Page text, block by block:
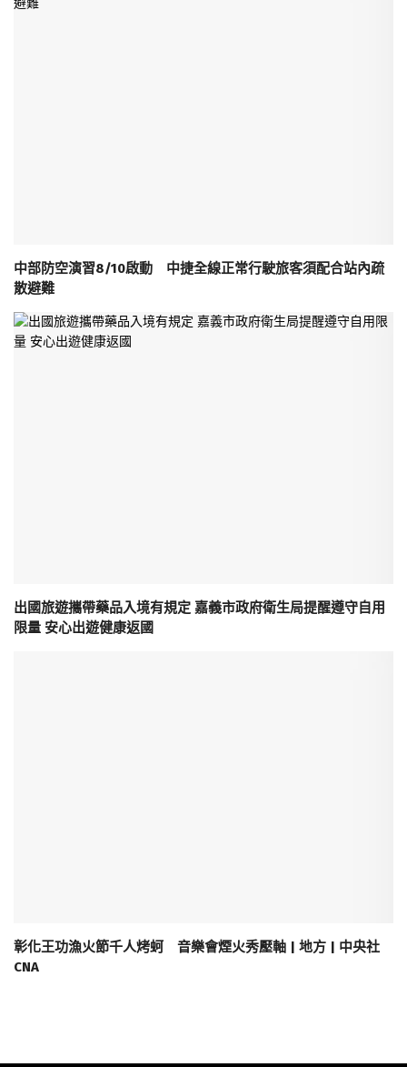
中部防空演習8/10啟動 中捷全線正常行駛旅客須配合站內疏
散避難
出國旅遊攜帶藥品入境有規定 嘉義市政府衛生局提醒遵守自用
限量 安心出遊健康返國
彰化王功漁火節千人烤蚵 音樂會煙火秀壓軸 | 地方 | 中央社
CNA